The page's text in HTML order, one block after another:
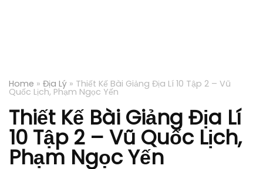
Home » Địa Lý » Thiết Kế Bài Giảng Địa Lí 10 Tập 2 – Vũ
Quốc Lịch, Phạm Ngọc Yến
Thiết Kế Bài Giảng Địa Lí
10 Tập 2 – Vũ Quốc Lịch,
Phạm Ngọc Yến